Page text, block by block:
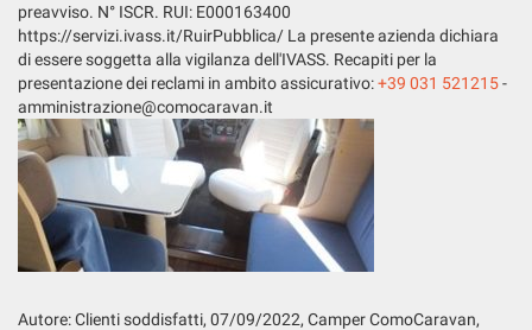
preavviso. N° ISCR. RUI: E000163400
https://servizi.ivass.it/RuirPubblica/ La presente azienda dichiara
di essere soggetta alla vigilanza dell'IVASS. Recapiti per la
presentazione dei reclami in ambito assicurativo:+39 031 521215-
amministrazione@comocaravan.it
Autore: Clienti soddisfatti, 07/09/2022, Camper ComoCaravan,
Leggi
la
cookie
policy
Salva
impostazioni